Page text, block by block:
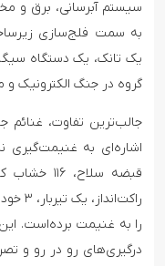
به سمت فلج‌سازی
گروه در جنگ الکترونیک و
جالب‌ترین تفاوت،
درگیری‌های رو در رو و